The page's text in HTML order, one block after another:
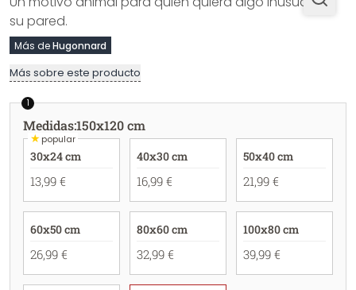
su pared.
Más deHugonnard
Más sobre este producto
1
Medidas:150x120 cm
★popular
30x24 cm
13,99 €
40x30 cm
16,99 €
50x40 cm
21,99 €
60x50 cm
26,99 €
80x60 cm
32,99 €
100x80 cm
39,99 €